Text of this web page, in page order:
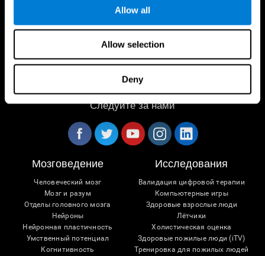
Allow all
Allow selection
Deny
Следуйте за нами
Мозговедение
Человеческий мозг
Мозг и разум
Отделы головного мозга
Нейроны
Нейронная пластичность
Умственный потенциал
Когнитивность
Исследования
Валидация цифровой терапии
Компьютерные игры
Здоровые взрослые люди
Лётчики
Холистическая оценка
Здоровые пожилые люди (iTV)
Тренировка для пожилых людей